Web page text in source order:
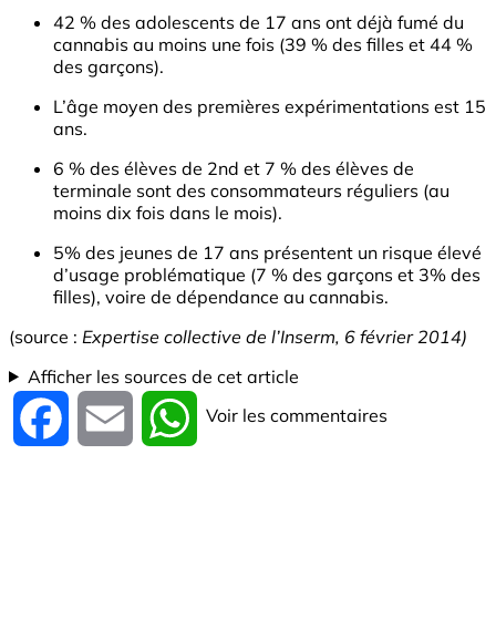
42 % des adolescents de 17 ans ont déjà fumé du
cannabis au moins une fois (39 % des filles et 44 %
des garçons).
L’âge moyen des premières expérimentations est 15
ans.
6 % des élèves de 2nd et 7 % des élèves de
terminale sont des consommateurs réguliers (au
moins dix fois dans le mois).
5% des jeunes de 17 ans présentent un risque élevé
d’usage problématique (7 % des garçons et 3% des
filles), voire de dépendance au cannabis.
(source : Expertise collective de l’Inserm, 6 février 2014)
Afficher les sources de cet article
Facebook Email WhatsApp
Voir les commentaires